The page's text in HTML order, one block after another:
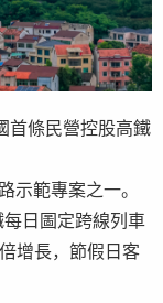
首條民營控股高鐵
示範專案之一。
日圖定跨線列車
增長，節假日客